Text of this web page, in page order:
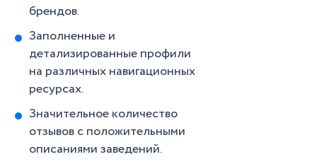
брендов.
Заполненные и
детализированные профили
на различных навигационных
ресурсах.
Значительное количество
отзывов с положительными
описаниями заведений.